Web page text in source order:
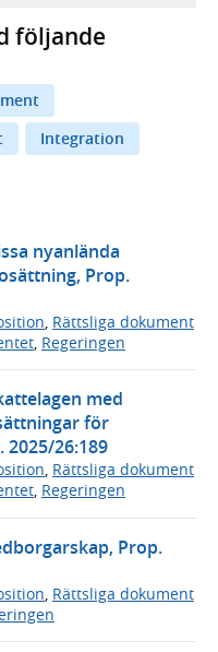
följande
Integration
nyanlända
Prop.
Rättsliga dokument
Regeringen
med
för
26:189
, Rättsliga dokument
, Regeringen
Prop.
, Rättsliga dokument